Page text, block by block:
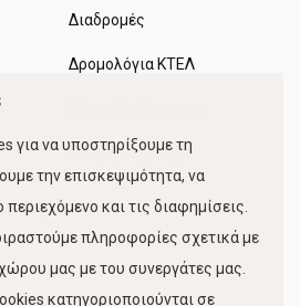
Διαδρομές
Δρομολόγια ΚΤΕΛ
Κίνηση Λιμένος
για να υποστηρίξουμε τη
την επισκεψιμότητα, να
και τις διαφημίσεις.
πληροφορίες σχετικά με
μας με του συνεργάτες μας.
κατηγοριοποιούνται σε